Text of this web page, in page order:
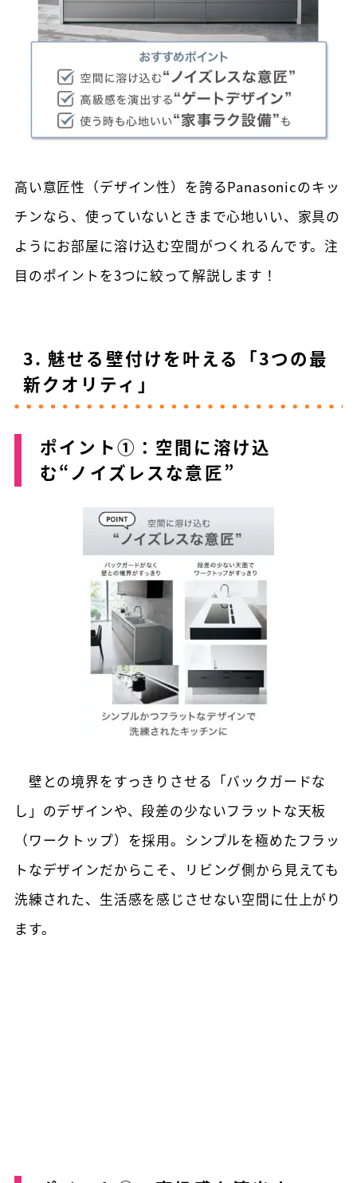
高い意匠性（デザイン性）を誇るPanasonicのキッ
チンなら、使っていないときまで心地いい、家具の
ようにお部屋に溶け込む空間がつくれるんです。注
目のポイントを3つに絞って解説します！
3. 魅せる壁付けを叶える「3つの最
新クオリティ」
ポイント①：空間に溶け込
む“ノイズレスな意匠”
壁との境界をすっきりさせる「バックガードな
し」のデザインや、段差の少ないフラットな天板
（ワークトップ）を採用。シンプルを極めたフラッ
トなデザインだからこそ、リビング側から見えても
洗練された、生活感を感じさせない空間に仕上がり
ます。